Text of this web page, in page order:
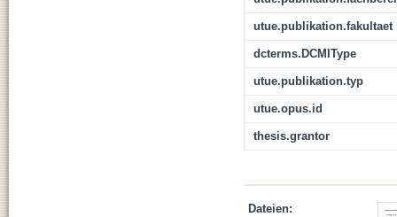
utue.publikation.fakultaet
dcterms.DCMIType
utue.publikation.typ
utue.opus.id
thesis.grantor
Dateien: